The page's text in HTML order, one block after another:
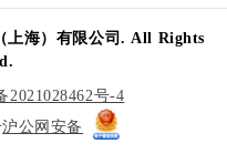
上海）有限公司. All Rights
2021028462号-4
沪公网安备